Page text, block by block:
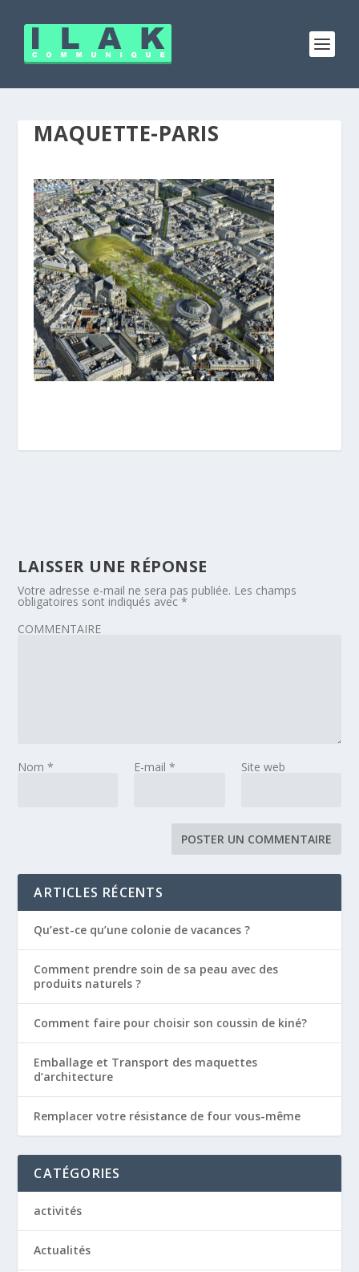
MAQUETTE-PARIS
LAISSER UNE RÉPONSE
Votre adresse e-mail ne sera pas publiée. Les champs
obligatoires sont indiqués avec*
COMMENTAIRE
Nom* E-mail * Site web
ARTICLES RÉCENTS
Qu’est-ce qu’une colonie de vacances ?
Comment prendre soin de sa peau avec des
produits naturels ?
Comment faire pour choisir son coussin de kiné?
Emballage et Transport des maquettes
d’architecture
Remplacer votre résistance de four vous-même
CATÉGORIES
activités
Actualités